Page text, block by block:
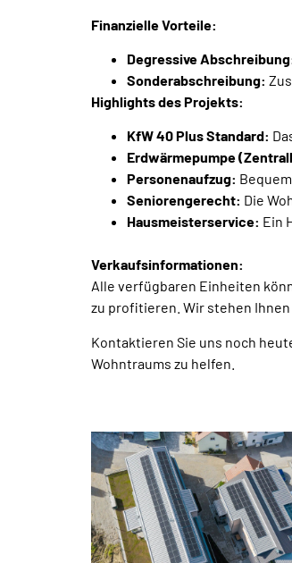
Finanzielle Vorteile:
Degressive
Sonderabschreibung:
Highlights des Projekts:
KfW 40 Plus Standard:
Erdwärmepumpe
Personenaufzug:
Seniorengerecht: Die
Hausmeisterservice: Ein
Verkaufsinformationen:
Alle verfügbaren Einheiten
zu profitieren. Wir stehen
Kontaktieren Sie uns noch
Wohntraums zu helfen.